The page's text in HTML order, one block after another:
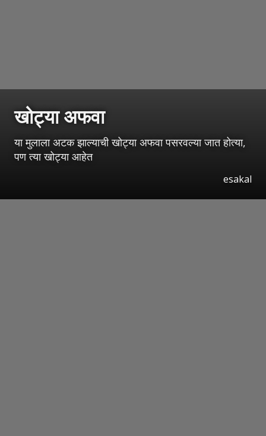
खोट्या अफवा
या मुलाला अटक झाल्याची खोट्या अफवा पसरवल्या जात होत्या,
पण त्या खोट्या आहेत
esakal